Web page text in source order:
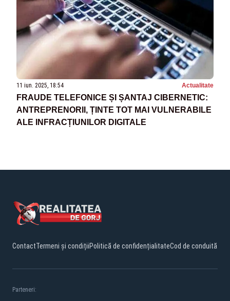
11 iun. 2025, 18:54 Actualitate
FRAUDE TELEFONICE ȘI ȘANTAJ CIBERNETIC:
ANTREPRENORII, ȚINTE TOT MAI VULNERABILE
ALE INFRACȚIUNILOR DIGITALE
ContactTermeni și condițiiPolitică de confidențialitateCod de conduită
Parteneri: